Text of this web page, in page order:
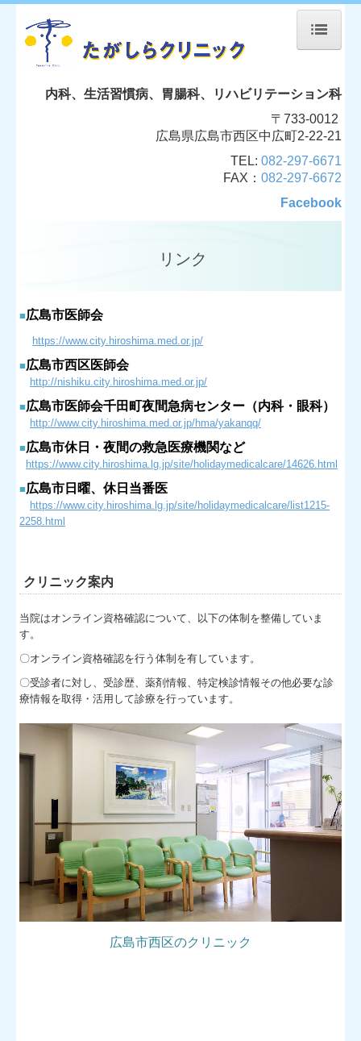
リハビリテーション
個人情報保護方針
私費 一覧
公的検診
問診票、説明書
リンク
内科、生活習慣病、胃腸科、リハビリテーション科
〒733-0012
広島県広島市西区中広町2-22-21
TEL: 082-297-6671
FAX： 082-297-6672
Facebook
クリニック案内
当院はオンライン資格確認について、以下の体制を整備していま
す。
〇オンライン資格確認を行う体制を有しています。
〇受診者に対し、受診歴、薬剤情報、特定検診情報その他必要な診
療情報を取得・活用して診療を行っています。
広島市西区のクリニック
リンク
■広島市医師会
https://www.city.hiroshima.med.or.jp/
■広島市西区医師会
http://nishiku.city.hiroshima.med.or.jp/
■広島市医師会千田町夜間急病センター（内科・眼科）
http://www.city.hiroshima.med.or.jp/hma/yakanqq/
■広島市休日・夜間の救急医療機関など
https://www.city.hiroshima.lg.jp/site/holidaymedicalcare/14626.html
■広島市日曜、休日当番医
https://www.city.hiroshima.lg.jp/site/holidaymedicalcare/list1215-
2258.html